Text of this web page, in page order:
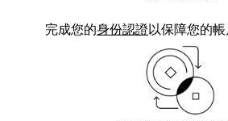
完成您的身份認證以保障您的